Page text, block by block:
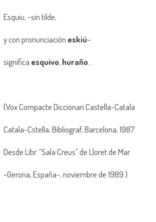
Esquiu, -sin tilde,
y con pronunciación eskiú–
significa esquivo, huraño…
(Vox Compacte Diccionari Castella-Catala
Catala-Cstella, Bibliograf, Barcelona, 1987.
Desde Libr. “Sala Creus” de Lloret de Mar
-Gerona, España-, noviembre de 1989.)